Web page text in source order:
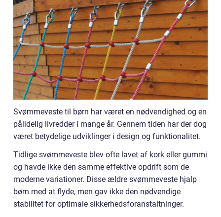
Svømmeveste til børn har været en nødvendighed og en
pålidelig livredder i mange år. Gennem tiden har der dog
været betydelige udviklinger i design og funktionalitet.
Tidlige svømmeveste blev ofte lavet af kork eller gummi
og havde ikke den samme effektive opdrift som de
moderne variationer. Disse ældre svømmeveste hjalp
børn med at flyde, men gav ikke den nødvendige
stabilitet for optimale sikkerhedsforanstaltninger.